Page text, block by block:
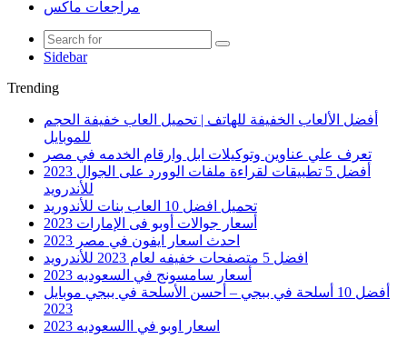
مراجعات ماكس
Sidebar
Trending
أفضل الألعاب الخفيفة للهاتف | تحميل العاب خفيفة الحجم
للموبايل
تعرف علي عناوين وتوكيلات ابل وارقام الخدمه في مصر
أفضل 5 تطبيقات لقراءة ملفات الوورد على الجوال 2023
للأندرويد
تحميل افضل 10 العاب بنات للأندوريد
أسعار جوالات أوبو فى الإمارات 2023
احدث اسعار ايفون في مصر 2023
افضل 5 متصفحات خفيفه لعام 2023 للأندرويد
أسعار سامسونج في السعوديه 2023
أفضل 10 أسلحة في ببجي – أحسن الأسلحة في ببجي موبايل
2023
اسعار اوبو في االسعوديه 2023